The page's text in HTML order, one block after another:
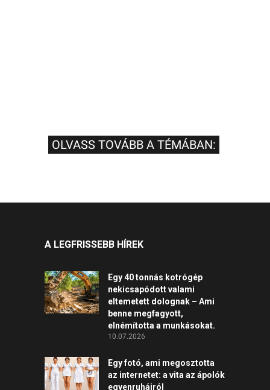
OLVASS TOVÁBB A TÉMÁBAN:
A LEGFRISSEBB HÍREK
Egy 40 tonnás kotrógép
nekicsapódott valami
eltemetett dolognak – Ami
benne megfagyott,
elnémította a munkásokat.
10.07.2026
Egy fotó, ami megosztotta
az internetet: a vita az ápolók
egyenruháiról